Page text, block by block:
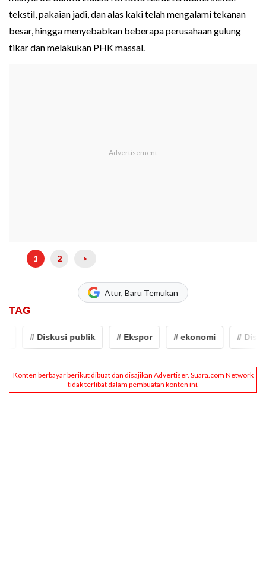
tekstil, pakaian jadi, dan alas kaki telah mengalami tekanan
besar, hingga menyebabkan beberapa perusahaan gulung
tikar dan melakukan PHK massal.
1 2 >
Atur, Baru Temukan
TAG
# Diskusi publik # Ekspor # ekonomi #